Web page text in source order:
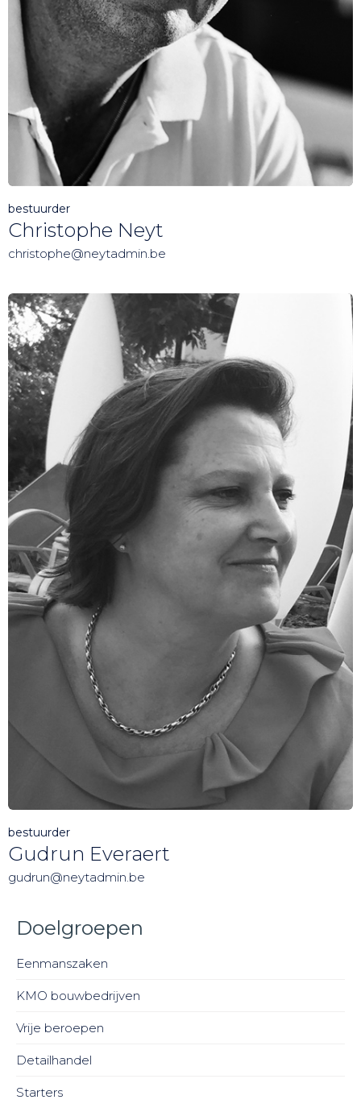
bestuurder
Christophe Neyt
christophe@neytadmin.be
bestuurder
Gudrun Everaert
gudrun@neytadmin.be
Doelgroepen
Eenmanszaken
KMO bouwbedrijven
Vrije beroepen
Detailhandel
Starters